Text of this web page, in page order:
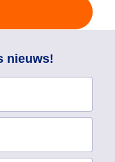
nieuws!